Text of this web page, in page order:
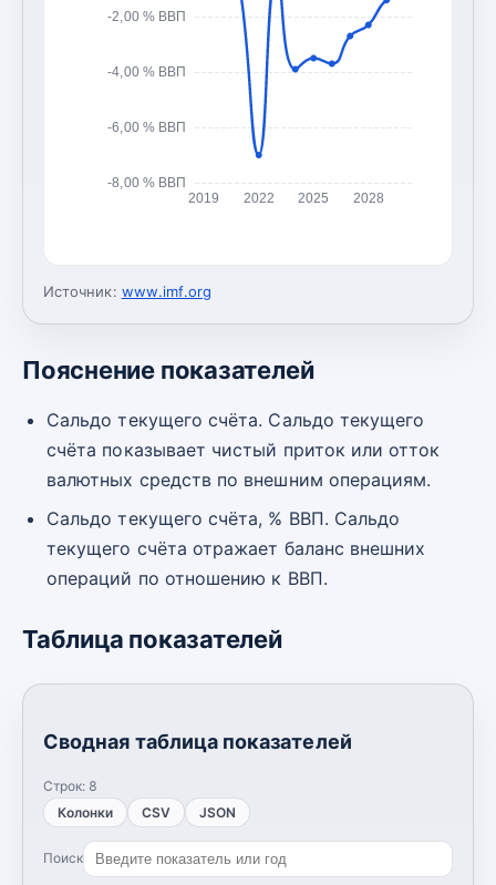
-8,00 % ВВП
-6,00 % ВВП
-4,00 % ВВП
-2,00 % ВВП
2019 2022 2025 2028
Источник: www.imf.org
Пояснение показателей
Сальдо текущего счёта. Сальдо текущего
счёта показывает чистый приток или отток
валютных средств по внешним операциям.
Сальдо текущего счёта, % ВВП. Сальдо
текущего счёта отражает баланс внешних
операций по отношению к ВВП.
Таблица показателей
Сводная таблица показателей
Строк: 8
Колонки
CSV JSON
Поиск